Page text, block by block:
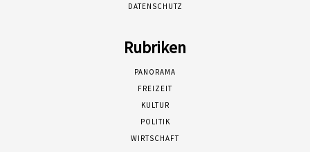
DATENSCHUTZ
Rubriken
PANORAMA
FREIZEIT
KULTUR
POLITIK
WIRTSCHAFT